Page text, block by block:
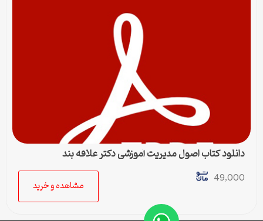
دانلود کتاب اصول مدیریت آموزشی دکتر علاقه بند
49,000
مشاهده و خرید